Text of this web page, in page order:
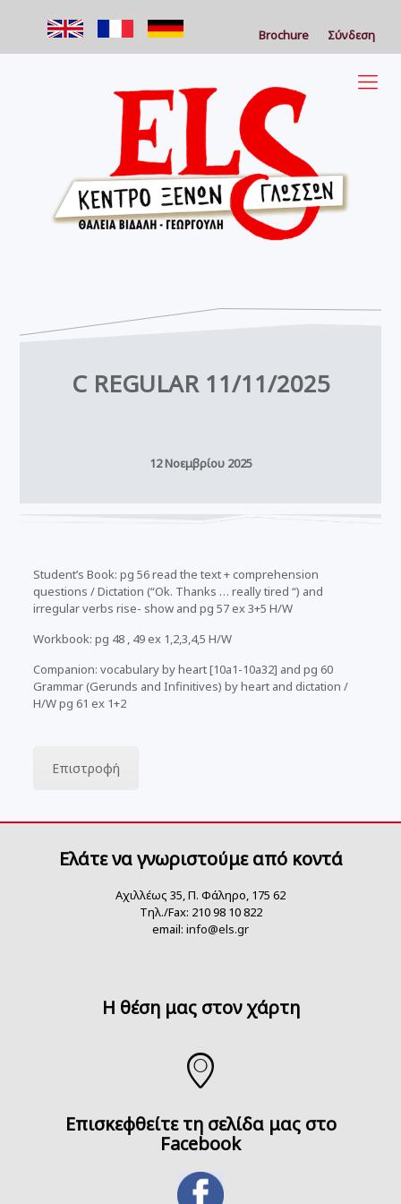
Brochure Σύνδεση
C REGULAR 11/11/2025
12 Νοεμβρίου 2025
Student’s Book: pg 56 read the text + comprehension
questions / Dictation (“Ok. Thanks … really tired “) and
irregular verbs rise- show and pg 57 ex 3+5 H/W
Workbook: pg 48 , 49 ex 1,2,3,4,5 H/W
Companion: vocabulary by heart [10a1-10a32] and pg 60
Grammar (Gerunds and Infinitives) by heart and dictation /
H/W pg 61 ex 1+2
Επιστροφή
Ελάτε να γνωριστούμε από κοντά
Αχιλλέως 35, Π. Φάληρο, 175 62
Τηλ./Fax: 210 98 10 822
email: info@els.gr
H θέση μας στον χάρτη
Επισκεφθείτε τη σελίδα μας στο
Facebook